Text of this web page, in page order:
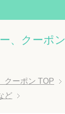
、クーポン
クーポン TOP
ど